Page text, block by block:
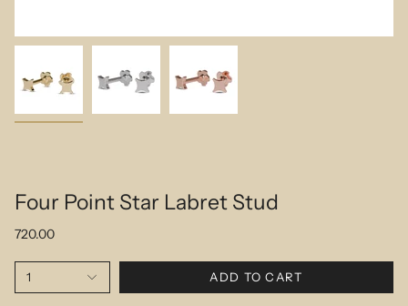
Four Point Star Labret Stud
720.00
1 ADD TO CART